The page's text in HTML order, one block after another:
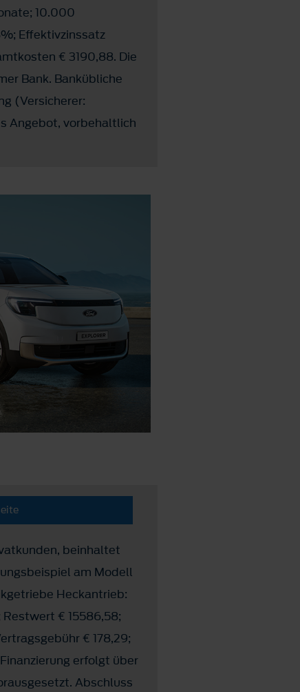
10.000
Effektivzinssatz
€ 3190,88. Die
Bank. Bankübliche
(Versicherer:
Angebot, vorbehaltlich
beinhaltet
am Modell
Heckantrieb:
€ 15586,58;
€ 178,29;
erfolgt über
Abschluss